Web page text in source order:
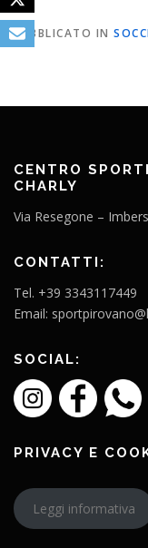
PUBBLICATO IN
CENTRO
CHARLY
Via Resegone –
CONTATTI:
Tel. +39 3343117449
Email:
SOCIAL:
PRIVACY E
Leggi informativa